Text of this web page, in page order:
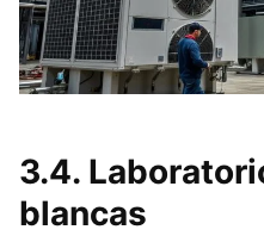
3.4.
blancas